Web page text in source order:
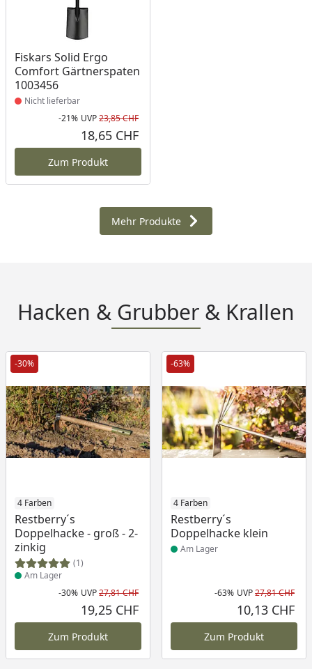
Fiskars Solid Ergo
Comfort Gärtnerspaten
1003456
Produkt nicht lieferbar
Nicht lieferbar
Rabatt in Prozent
-21%
Ursprünglicher Preis
UVP23,85 CHF
18,65 CHF
Zum Produkt
Mehr Produkte
Hacken & Grubber & Krallen
-30%
4 Farben
Restberry´s
Doppelhacke - groß - 2-
zinkig
(1)
Produkt am Lager
Am Lager
Rabatt in Prozent
-30%
Ursprünglicher Preis
UVP27,81 CHF
19,25 CHF
Zum Produkt
-63%
4 Farben
Restberry´s
Doppelhacke klein
Produkt am Lager
Am Lager
-63% UVP27,81 CHF
10,13 CHF
Zum Produkt